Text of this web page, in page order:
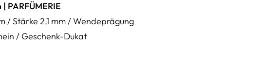
PARFÜMERIE
/ Stärke 2,1 mm / Wendeprägung
/ Geschenk-Dukat